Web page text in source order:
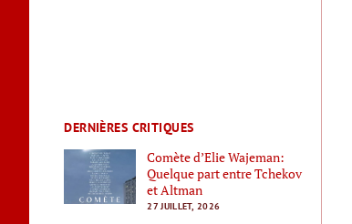
DERNIÈRES CRITIQUES
Comète d’Elie Wajeman:
Quelque part entre Tchekov
et Altman
27 JUILLET, 2026